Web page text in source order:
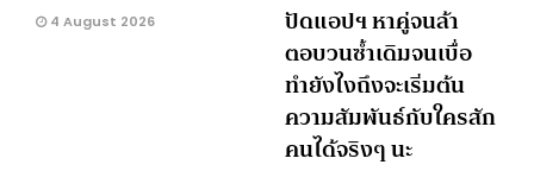
4 August 2026
ปัดแอปฯ หาคู่จนล้า
ตอบวนซ้ำเดิมจนเบื่อ
ทำยังไงถึงจะเริ่มต้น
ความสัมพันธ์กับใครสัก
คนได้จริงๆ นะ